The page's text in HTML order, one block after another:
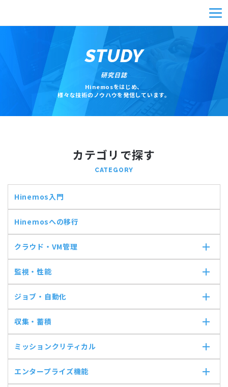
STUDY
研究日誌
Hinemosをはじめ、
様々な技術のノウハウを発信しています。
カテゴリで探す
CATEGORY
Hinemos入門
Hinemosへの移行
クラウド・VM管理
クラウド・VM共通
VM管理機能
監視・性能
パケットキャプチャ監視
カスタム監視
バイナリファイル監視
収集値統合監視
相関係数監視
ログ件数監視
システムログ監視
ジョブ・自動化
ジョブ機能全般について
ファイル転送ジョブ
参照ジョブ
環境構築機能
ジョブセッション
収集・蓄積
転送
検索
ミッションクリティカル
ミッションクリティカル（Linux）
エンタープライズ機能